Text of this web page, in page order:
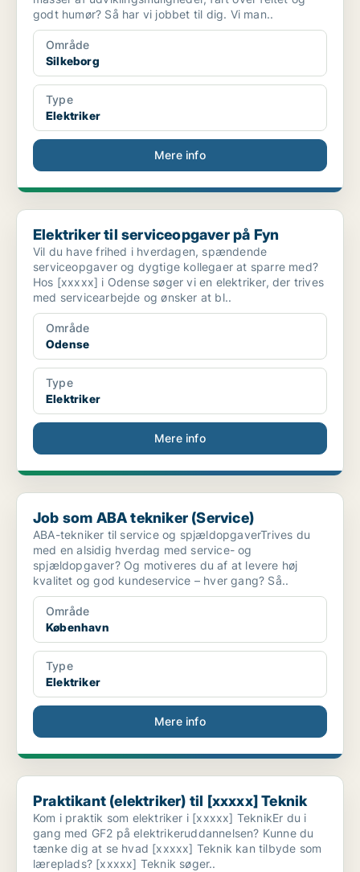
godt humør? Så har vi jobbet til dig. Vi man..
Område
Silkeborg
Type
Elektriker
Mere info
Elektriker til serviceopgaver på Fyn
Elektriker til serviceopgaver på Fyn
Vil du have frihed i hverdagen, spændende
serviceopgaver og dygtige kollegaer at sparre med?
Hos [xxxxx] i Odense søger vi en elektriker, der trives
med servicearbejde og ønsker at bl..
Område
Odense
Type
Elektriker
Mere info
Job som ABA tekniker (Service)
Job som ABA tekniker (Service)
ABA-tekniker til service og spjældopgaverTrives du
med en alsidig hverdag med service- og
spjældopgaver? Og motiveres du af at levere høj
kvalitet og god kundeservice – hver gang? Så..
Område
København
Type
Elektriker
Mere info
Praktikant (elektriker) til [xxxxx] Teknik
Praktikant (elektriker) til [xxxxx] Teknik
Kom i praktik som elektriker i [xxxxx] TeknikEr du i
gang med GF2 på elektrikeruddannelsen? Kunne du
tænke dig at se hvad [xxxxx] Teknik kan tilbyde som
læreplads? [xxxxx] Teknik søger..